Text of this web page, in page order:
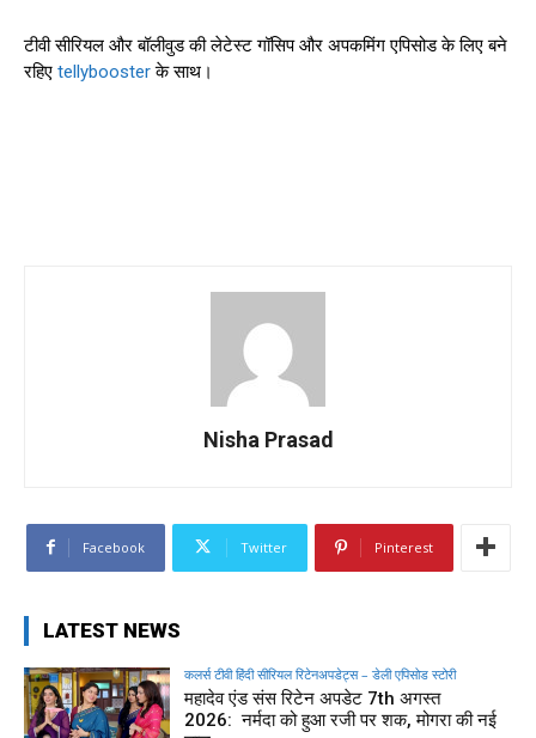
टीवी सीरियल और बॉलीवुड की लेटेस्ट गॉसिप और अपकमिंग एपिसोड के लिए बने
रहिए tellyboosterके साथ।
Nisha Prasad
Facebook Twitter Pinterest
LATEST NEWS
कलर्स टीवी हिंदी सीरियल रिटेनअपडेट्स – डेली एपिसोड स्टोरी
महादेव एंड संस रिटेन अपडेट 7th अगस्त
2026: नर्मदा को हुआ रजी पर शक, मोगरा की नई